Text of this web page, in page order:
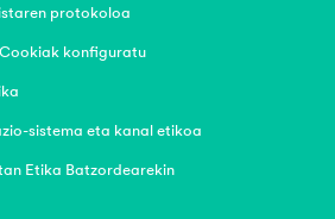
protokoloa
Cookiak konfiguratu
sistema eta kanal etikoa
Etika Batzordearekin